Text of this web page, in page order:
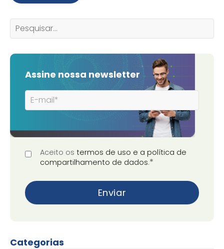
Assine nossa newsletter
Aceito os termos de uso e a política de
compartilhamento de dados.*
Categorias